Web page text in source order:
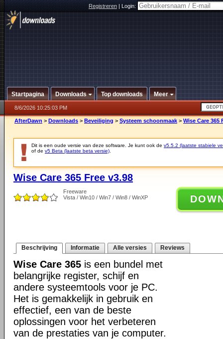
Registreren|Login:
Startpagina Downloads Top downloads Meer
8/6/2026 10:25:03 PM
AfterDawn > Downloads > Beveiliging > Systeem schoonmaak > Wise Care 365
Dit is een oude versie van deze software. Je kunt ook de v5.5.2 (laatste stabiele
of de v5 Beta (laatste beta versie)
Wise Care 365 Free v3.98
Freeware
Vista / Win10 / Win7 / Win8 / WinXP
Beschrijving Informatie Alle versies Reviews
Wise Care 365 is een bundel met
belangrijke register, schijf en
andere systeemtools voor je PC.
Het is gemakkelijk in gebruik en
effectief, een van de beste
oplossingen voor het verbeteren
van de prestaties van je computer.